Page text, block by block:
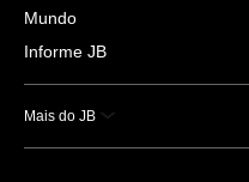
Mundo
Informe JB
Mais do JB
Esportes